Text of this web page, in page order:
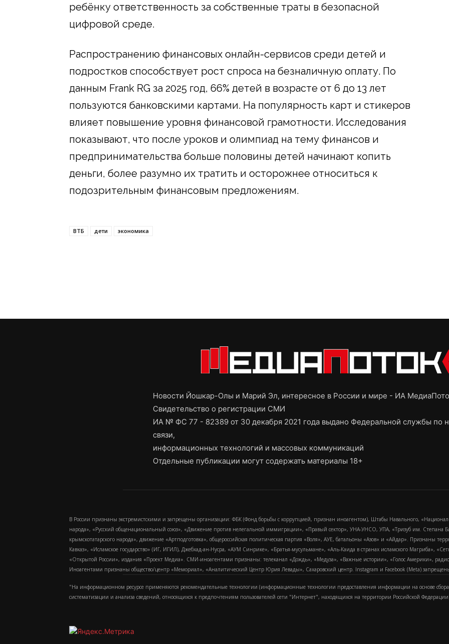
ребёнку ответственность за собственные траты в безопасной
цифровой среде.
Распространению финансовых онлайн-сервисов среди детей и
подростков способствует рост спроса на безналичную оплату. По
данным Frank RG за 2025 год, 66% детей в возрасте от 6 до 13 лет
пользуются банковскими картами. На популярность карт и стикеров
влияет повышение уровня финансовой грамотности. Исследования
показывают, что после уроков и олимпиад на тему финансов и
предпринимательства больше половины детей начинают копить
деньги, более разумно их тратить и осторожнее относиться к
подозрительным финансовым предложениям.
ВТБ дети экономика
Новости Йошкар-Олы и Марий Эл, интересное в России и мире - ИА
Свидетельство о регистрации СМИ
ИА № ФС 77 - 82389 от 30 декабря 2021 года выдано Федеральной службы по
связи,
информационных технологий и массовых коммуникаций
Отдельные публикации могут содержать материалы 18+
В России признаны экстремистскими и запрещены организации: ФБК (Фонд борьбы с коррупцией, признан иноагентом), Штабы Навального,
народа», «Русский общенациональный союз», «Движение против нелегальной иммиграции», «Правый сектор», УНА-УНСО, УПА, «Тризуб им.
крымскотатарского народа», движение «Артподготовка», общероссийская политическая партия «Воля», АУЕ, батальоны «Азов» и «Айдар». Признаны
Кавказ», «Исламское государство» (ИГ, ИГИЛ), Джебхад-ан-Нусра, «АУМ Синрике», «Братья-мусульмане», «Аль-Каида в странах исламского Магриба»,
«Открытой России», издания «Проект Медиа». СМИ-иноагентами признаны: телеканал «Дождь», «Медуза», «Важные истории», «Голос Америки»,
Иноагентами признаны общество/центр «Мемориал», «Аналитический Центр Юрия Левады», Сахаровский центр. Instagram и Facebook (Metа)
"На информационном ресурсе применяются рекомендательные технологии (информационные технологии предоставления информации на основе
систематизации и анализа сведений, относящихся к предпочтениям пользователей сети "Интернет", находящихся на территории Российской